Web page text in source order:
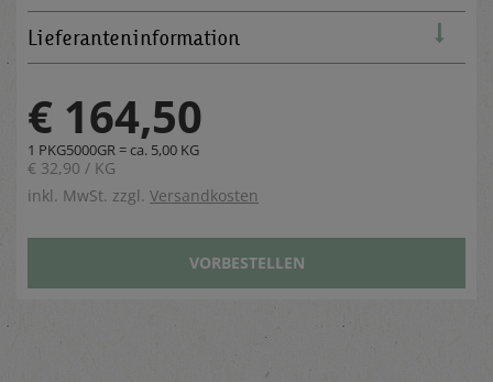
Lieferanteninformation
€ 164,50
1 PKG5000GR = ca. 5,00 KG
€ 32,90 / KG
inkl. MwSt. zzgl. Versandkosten
VORBESTELLEN